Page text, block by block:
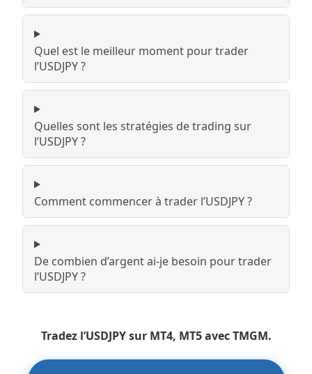
Quel est le meilleur moment pour trader
l’USDJPY ?
Quelles sont les stratégies de trading sur
l’USDJPY ?
Comment commencer à trader l’USDJPY ?
De combien d’argent ai-je besoin pour trader
l’USDJPY ?
Tradez l’USDJPY sur MT4, MT5 avec TMGM.